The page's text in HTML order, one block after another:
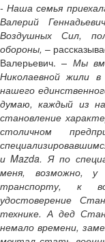
- Наша семья
Валерий
Воздушных Сил,
обороны, –
Валерьевич.– Мы
Николаевной жили
нашего
думаю, каждый из
становление
столичном
и Mazda. Я по
меня, возможно, у
транспорту, к
удостоверение
технике. А дед
немало времени,